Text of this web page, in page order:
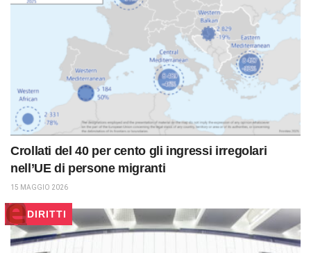
Crollati del 40 per cento gli ingressi irregolari
nell’UE di persone migranti
15 MAGGIO 2026
DIRITTI